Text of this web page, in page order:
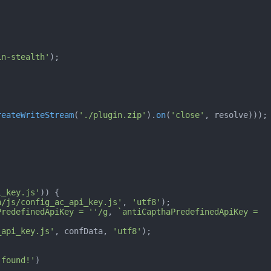
stealth' );
( './plugin.zip' ). on( 'close' , resolve)));
)) {
config_ac_api_key.js' , 'utf8' );
= ''/g ,
`antiCapthaPredefinedApiKey =
, confData, 'utf8' );
)